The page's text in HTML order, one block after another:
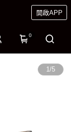
開啟APP
0
1/5